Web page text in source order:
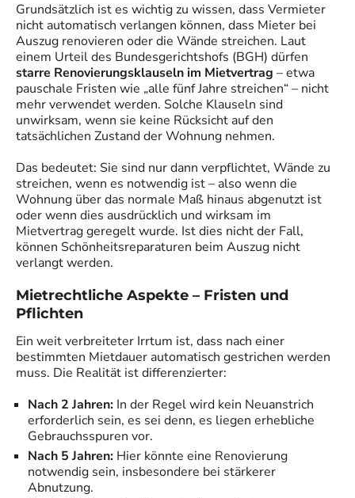
Grundsätzlich ist es wichtig zu wissen, dass Vermieter
nicht automatisch verlangen können, dass Mieter bei
Auszug renovieren oder die Wände streichen. Laut
einem Urteil des Bundesgerichtshofs (BGH) dürfen
starre Renovierungsklauseln im Mietvertrag – etwa
pauschale Fristen wie „alle fünf Jahre streichen“ – nicht
mehr verwendet werden. Solche Klauseln sind
unwirksam, wenn sie keine Rücksicht auf den
tatsächlichen Zustand der Wohnung nehmen.
Das bedeutet: Sie sind nur dann verpflichtet, Wände zu
streichen, wenn es notwendig ist – also wenn die
Wohnung über das normale Maß hinaus abgenutzt ist
oder wenn dies ausdrücklich und wirksam im
Mietvertrag geregelt wurde. Ist dies nicht der Fall,
können Schönheitsreparaturen beim Auszug nicht
verlangt werden.
Mietrechtliche Aspekte – Fristen und
Pflichten
Ein weit verbreiteter Irrtum ist, dass nach einer
bestimmten Mietdauer automatisch gestrichen werden
muss. Die Realität ist differenzierter:
Nach 2 Jahren: In der Regel wird kein Neuanstrich
erforderlich sein, es sei denn, es liegen erhebliche
Gebrauchsspuren vor.
Nach 5 Jahren: Hier könnte eine Renovierung
notwendig sein, insbesondere bei stärkerer
Abnutzung.